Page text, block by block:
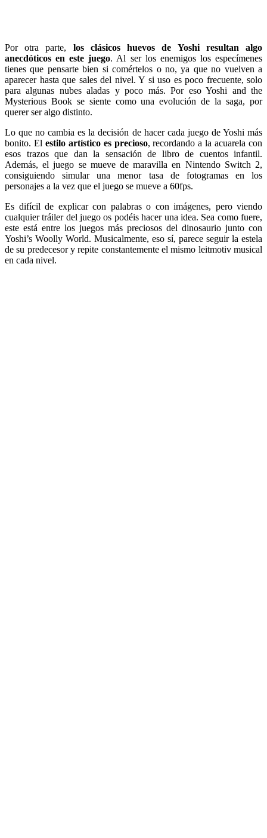
Por otra parte, los clásicos huevos de Yoshi resultan algo
anecdóticos en este juego. Al ser los enemigos los especímenes
tienes que pensarte bien si comértelos o no, ya que no vuelven a
aparecer hasta que sales del nivel. Y si uso es poco frecuente, solo
para algunas nubes aladas y poco más. Por eso Yoshi and the
Mysterious Book se siente como una evolución de la saga, por
querer ser algo distinto.
Lo que no cambia es la decisión de hacer cada juego de Yoshi más
bonito. El estilo artístico es precioso, recordando a la acuarela con
esos trazos que dan la sensación de libro de cuentos infantil.
Además, el juego se mueve de maravilla en Nintendo Switch 2,
consiguiendo simular una menor tasa de fotogramas en los
personajes a la vez que el juego se mueve a 60fps.
Es difícil de explicar con palabras o con imágenes, pero viendo
cualquier tráiler del juego os podéis hacer una idea. Sea como fuere,
este está entre los juegos más preciosos del dinosaurio junto con
Yoshi’s Woolly World. Musicalmente, eso sí, parece seguir la estela
de su predecesor y repite constantemente el mismo leitmotiv musical
en cada nivel.